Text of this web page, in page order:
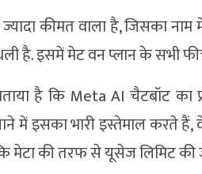
कीमत वाला है, जिसका
है. इसमें मेट वन प्लान के सभी
है कि Meta AI चैटबॉट का
में इसका भारी इस्तेमाल करते
मेटा की तरफ से यूसेज लिमिट की